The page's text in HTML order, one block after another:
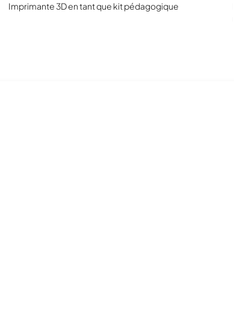
Imprimante 3D en tant que kit pédagogique